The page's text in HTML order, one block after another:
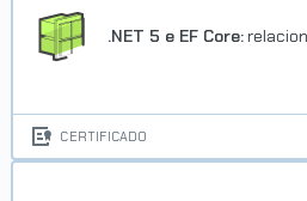
.NET 5 e EF Core:
CERTIFICADO